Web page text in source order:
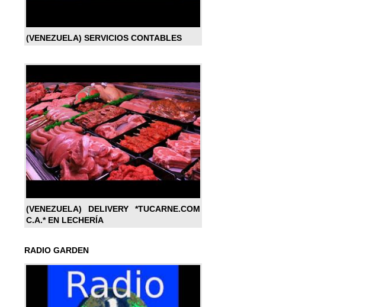
(VENEZUELA) SERVICIOS CONTABLES
(VENEZUELA) DELIVERY *TUCARNE.COM
C.A.* EN LECHERÍA
RADIO GARDEN